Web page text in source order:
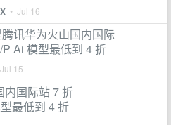
• Jul 16
讯华为火山国内国际
Ai 模型最低到 4 折
Jul 15
内国际站 7 折
最低到 4 折